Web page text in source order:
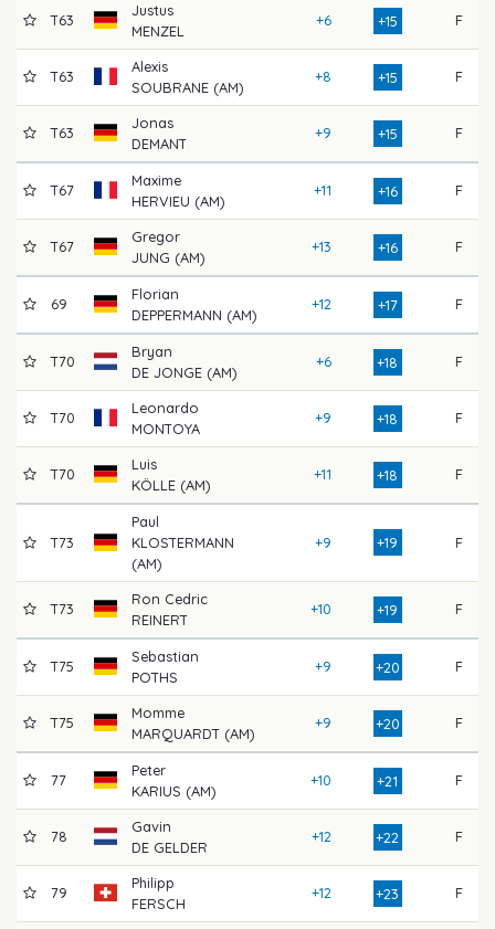
T63
Justus
MENZEL
+6 +15 F
T63
Alexis
SOUBRANE (AM)
+8 +15 F
T63
Jonas
DEMANT
+9 +15 F
T67
Maxime
HERVIEU (AM)
+11 +16 F
T67
Gregor
JUNG (AM)
+13 +16 F
69
Florian
DEPPERMANN (AM)
+12 +17 F
T70
Bryan
DE JONGE (AM)
+6 +18 F
T70
Leonardo
MONTOYA
+9 +18 F
T70
Luis
KÖLLE (AM)
+11 +18 F
T73
Paul
KLOSTERMANN
(AM)
+9 +19 F
T73
Ron Cedric
REINERT
+10 +19 F
T75
Sebastian
POTHS
+9 +20 F
T75
Momme
MARQUARDT (AM)
+9 +20 F
77
Peter
KARIUS (AM)
+10 +21 F
78
Gavin
DE GELDER
+12 +22 F
79
Philipp
FERSCH
+12 +23 F